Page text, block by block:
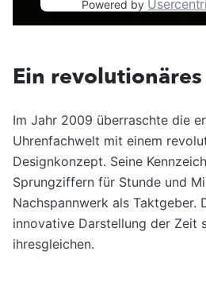
Powered by
Management
Ein
Im Jahr 2009 überraschte die
Uhrenfachwelt mit einem
Designkonzept. Seine
Sprungziffern für Stunde und
Nachspannwerk als Taktgeber.
innovative Darstellung der Zeit
ihresgleichen.